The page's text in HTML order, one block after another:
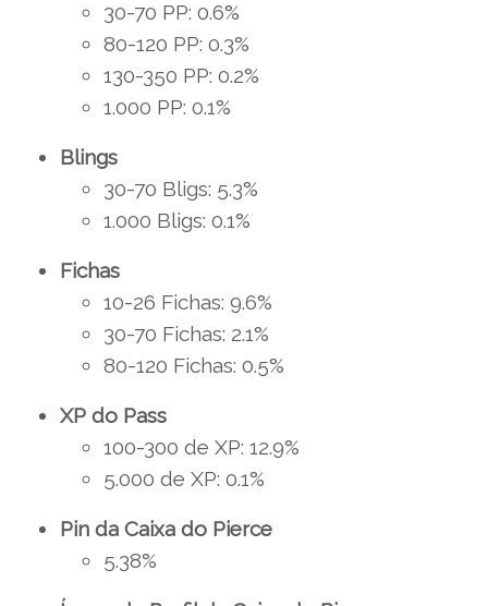
30-70 PP: 0.6%
80-120 PP: 0.3%
130-350 PP: 0.2%
1.000 PP: 0.1%
Blings
30-70 Bligs: 5.3%
1.000 Bligs: 0.1%
Fichas
10-26 Fichas: 9.6%
30-70 Fichas: 2.1%
80-120 Fichas: 0.5%
XP do Pass
100-300 de XP: 12.9%
5.000 de XP: 0.1%
Pin da Caixa do Pierce
5.38%